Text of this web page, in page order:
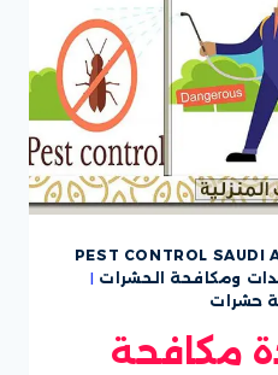
PEST CONTROL SAUDI
ومكافحة الحشرات |
حشرات
مكافحة